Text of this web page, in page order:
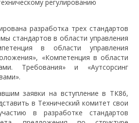
регулированию
разработка трех стандартов
стандартов в области управления
в области управления
«Компетенция в области
Требования» и «Аутсорсинг
заявки на вступление в ТК86,
в Технический комитет свои
в разработке стандартов